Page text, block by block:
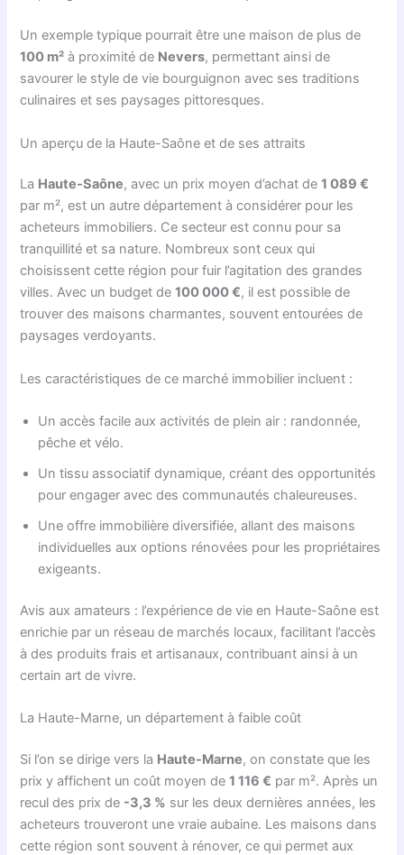
Un exemple typique pourrait être une maison de plus de
100 m² à proximité de Nevers, permettant ainsi de
savourer le style de vie bourguignon avec ses traditions
culinaires et ses paysages pittoresques.
Un aperçu de la Haute-Saône et de ses attraits
La Haute-Saône, avec un prix moyen d’achat de1 089 €
par m², est un autre département à considérer pour les
acheteurs immobiliers. Ce secteur est connu pour sa
tranquillité et sa nature. Nombreux sont ceux qui
choisissent cette région pour fuir l’agitation des grandes
villes. Avec un budget de100 000 €, il est possible de
trouver des maisons charmantes, souvent entourées de
paysages verdoyants.
Les caractéristiques de ce marché immobilier incluent :
Un accès facile aux activités de plein air : randonnée,
pêche et vélo.
Un tissu associatif dynamique, créant des opportunités
pour engager avec des communautés chaleureuses.
Une offre immobilière diversifiée, allant des maisons
individuelles aux options rénovées pour les propriétaires
exigeants.
Avis aux amateurs : l’expérience de vie en Haute-Saône est
enrichie par un réseau de marchés locaux, facilitant l’accès
à des produits frais et artisanaux, contribuant ainsi à un
certain art de vivre.
La Haute-Marne, un département à faible coût
Si l’on se dirige vers la Haute-Marne, on constate que les
prix y affichent un coût moyen de1 116 € par m². Après un
recul des prix de -3,3 % sur les deux dernières années, les
acheteurs trouveront une vraie aubaine. Les maisons dans
cette région sont souvent à rénover, ce qui permet aux